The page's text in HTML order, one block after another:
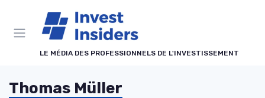
LE MÉDIA DES PROFESSIONNELS DE L'INVESTISSEMENT
Thomas Müller